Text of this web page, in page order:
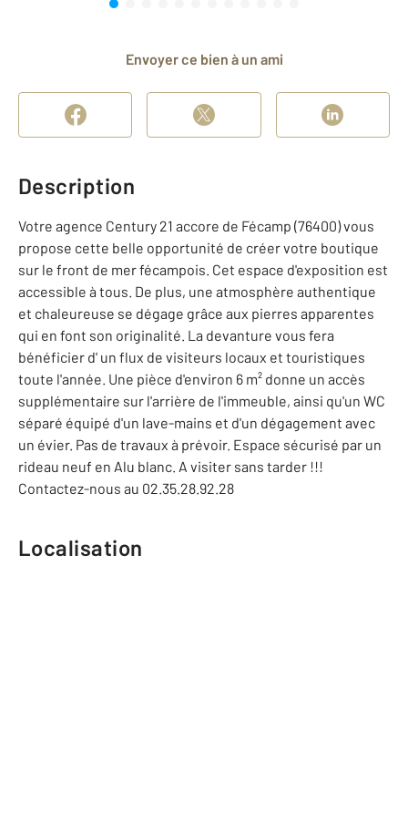
Envoyer ce bien à un ami
Description
Votre agence Century 21 accore de Fécamp (76400) vous
propose cette belle opportunité de créer votre boutique
sur le front de mer fécampois. Cet espace d'exposition est
accessible à tous. De plus, une atmosphère authentique
et chaleureuse se dégage grâce aux pierres apparentes
qui en font son originalité. La devanture vous fera
bénéficier d' un flux de visiteurs locaux et touristiques
toute l'année. Une pièce d'environ 6 m² donne un accès
supplémentaire sur l'arrière de l'immeuble, ainsi qu'un WC
séparé équipé d'un lave-mains et d'un dégagement avec
un évier. Pas de travaux à prévoir. Espace sécurisé par un
rideau neuf en Alu blanc. A visiter sans tarder !!!
Contactez-nous au 02.35.28.92.28
Localisation